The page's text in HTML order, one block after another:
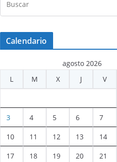
Calendario
agosto 2026
L
M X J V
3 4 5 6 7
10 11 12 13 14
17 18 19 20 21